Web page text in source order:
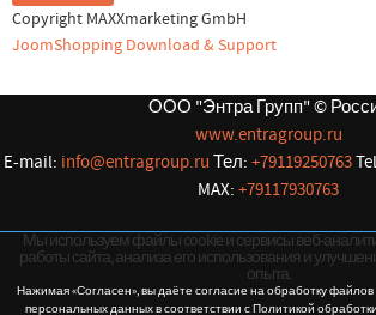
Copyright MAXXmarketing GmbH
JoomShopping Download & Support
ООО "Энтра Групп" ©
www.entragroup.ru
E-mail: info@entragroup.ru Тел: +79119250763
MAX: +79117930763
Мы используем файлы cookie и сервисы веб-
работы сайта, анализа его использования и
опыта.
Нажимая «Согласен», вы даёте согласие на обработку файлов
персональных данных в соответствии с Политикой